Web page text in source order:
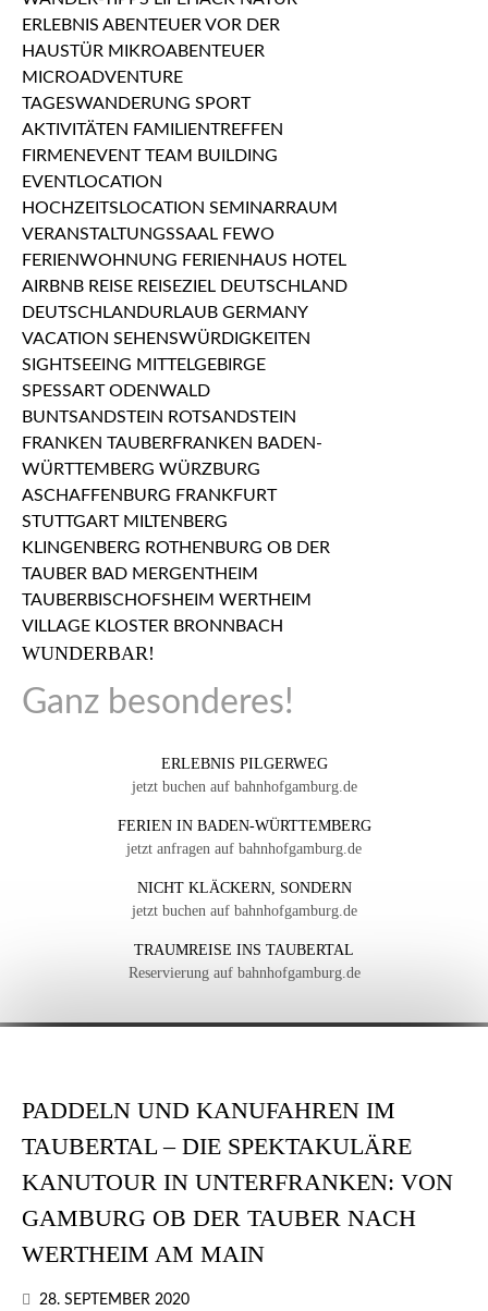
WUNDERBAR!
Ganz besonderes!
ERLEBNIS PILGERWEG
jetzt buchen auf bahnhofgamburg.de
FERIEN IN BADEN-WÜRTTEMBERG
jetzt anfragen auf bahnhofgamburg.de
NICHT KLÄCKERN, SONDERN
jetzt buchen auf bahnhofgamburg.de
TRAUMREISE INS TAUBERTAL
Reservierung auf bahnhofgamburg.de
PADDELN UND KANUFAHREN IM
TAUBERTAL – DIE SPEKTAKULÄRE
KANUTOUR IN UNTERFRANKEN: VON
GAMBURG OB DER TAUBER NACH
WERTHEIM AM MAIN
28. SEPTEMBER 2020